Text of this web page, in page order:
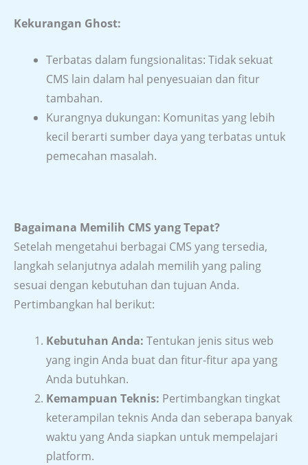
Kekurangan Ghost:
Terbatas dalam fungsionalitas: Tidak sekuat
CMS lain dalam hal penyesuaian dan fitur
tambahan.
Kurangnya dukungan: Komunitas yang lebih
kecil berarti sumber daya yang terbatas untuk
pemecahan masalah.
Bagaimana Memilih CMS yang Tepat?
Setelah mengetahui berbagai CMS yang tersedia,
langkah selanjutnya adalah memilih yang paling
sesuai dengan kebutuhan dan tujuan Anda.
Pertimbangkan hal berikut:
Kebutuhan Anda: Tentukan jenis situs web
yang ingin Anda buat dan fitur-fitur apa yang
Anda butuhkan.
Kemampuan Teknis: Pertimbangkan tingkat
keterampilan teknis Anda dan seberapa banyak
waktu yang Anda siapkan untuk mempelajari
platform.